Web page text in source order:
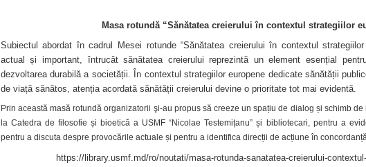
Masa rotundă “Sănătatea creierului în contextul strategiilor
Subiectul abordat în cadrul Mesei rotunde “Sănătatea creierului în contextul
actual și important, întrucât sănătatea creierului reprezintă un element esențial
dezvoltarea durabilă a societății. În contextul strategiilor europene dedicate sănătății
de viață sănătos, atenția acordată sănătății creierului devine o prioritate tot mai evidentă.
Prin această masă rotundă organizatorii şi-au propus să creeze un spațiu de dialog și schimb
la Catedra de filosofie și bioetică a USMF “Nicolae Testemițanu” și bibliotecari, pentru a
pentru a discuta despre provocările actuale și pentru a identifica direcții de acțiune în
https://library.usmf.md/ro/noutati/masa-rotunda-sanatatea-creierului-